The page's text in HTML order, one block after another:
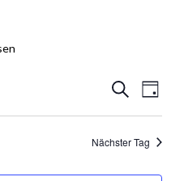
Suche
und
Suche
Tag
Nächster Tag